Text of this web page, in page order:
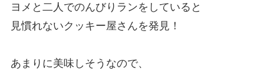
ヨメと二人でのんびりランをしていると
見慣れないクッキー屋さんを発見！
あまりに美味しそうなので、